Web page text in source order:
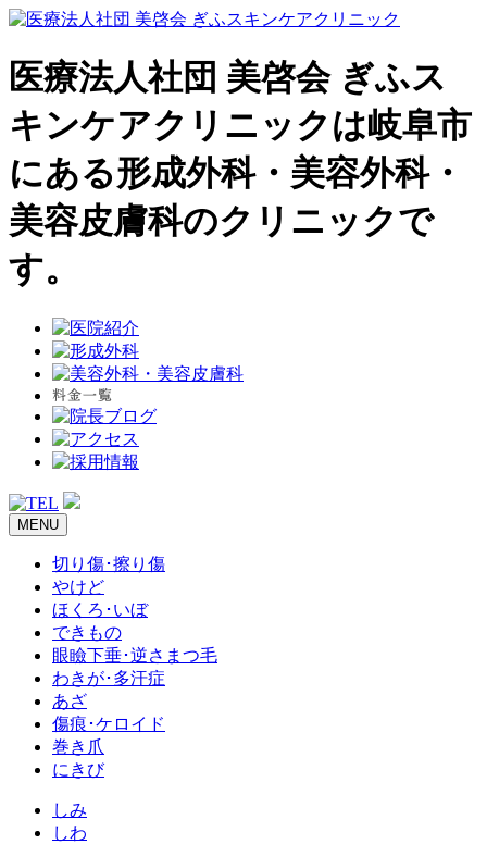
医療法人社団 美啓会 ぎふス
キンケアクリニックは岐阜市
にある形成外科・美容外科・
美容皮膚科のクリニックで
す。
MENU
切り傷･擦り傷
やけど
ほくろ･いぼ
できもの
眼瞼下垂･逆さまつ毛
わきが･多汗症
あざ
傷痕･ケロイド
巻き爪
にきび
しみ
しわ